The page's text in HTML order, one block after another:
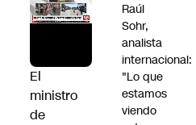
El
ministro
de
Raúl
Sohr,
analista
internacional:
"Lo que
estamos
viendo